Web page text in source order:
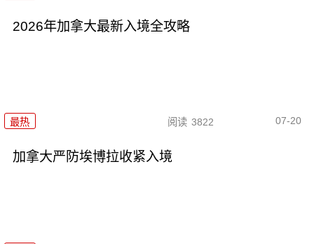
2026年加拿大最新入境全攻略
最热 阅读 3822 07-20
加拿大严防埃博拉收紧入境